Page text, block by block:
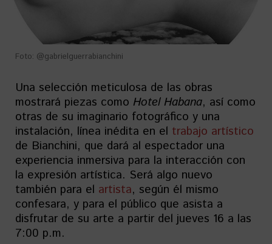
Foto: @gabrielguerrabianchini
Una selección meticulosa de las obras
mostrará piezas como Hotel Habana, así como
otras de su imaginario fotográfico y una
instalación, línea inédita en el trabajo artístico
de Bianchini, que dará al espectador una
experiencia inmersiva para la interacción con
la expresión artística. Será algo nuevo
también para el artista, según él mismo
confesara, y para el público que asista a
disfrutar de su arte a partir del jueves 16 a las
7:00 p.m.